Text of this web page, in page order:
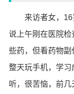
来访者女，
说上午刚在医院
些药，但看药物
整天玩手机，学
听，很苦恼，前